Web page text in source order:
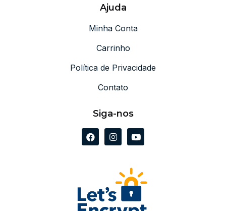
Ajuda
Minha Conta
Carrinho
Política de Privacidade
Contato
Siga-nos